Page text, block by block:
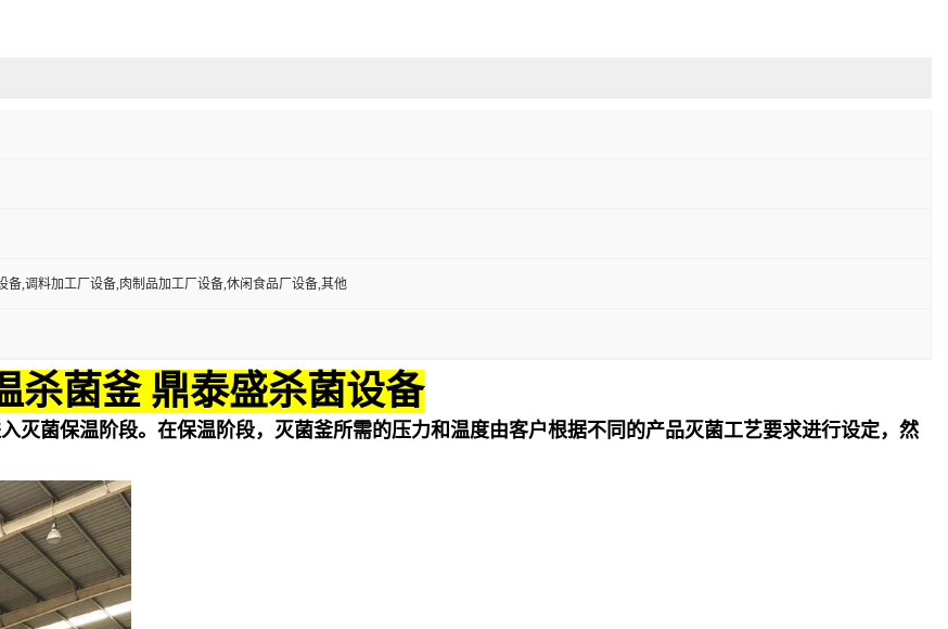
备,调料加工厂设备,肉制品加工厂设备,休闲食品厂设备,其他
杀菌釜 鼎泰盛杀菌设备
灭菌保温阶段。在保温阶段，灭菌釜所需的压力和温度由客户根据不同的产品灭菌工艺要求进行设定，然